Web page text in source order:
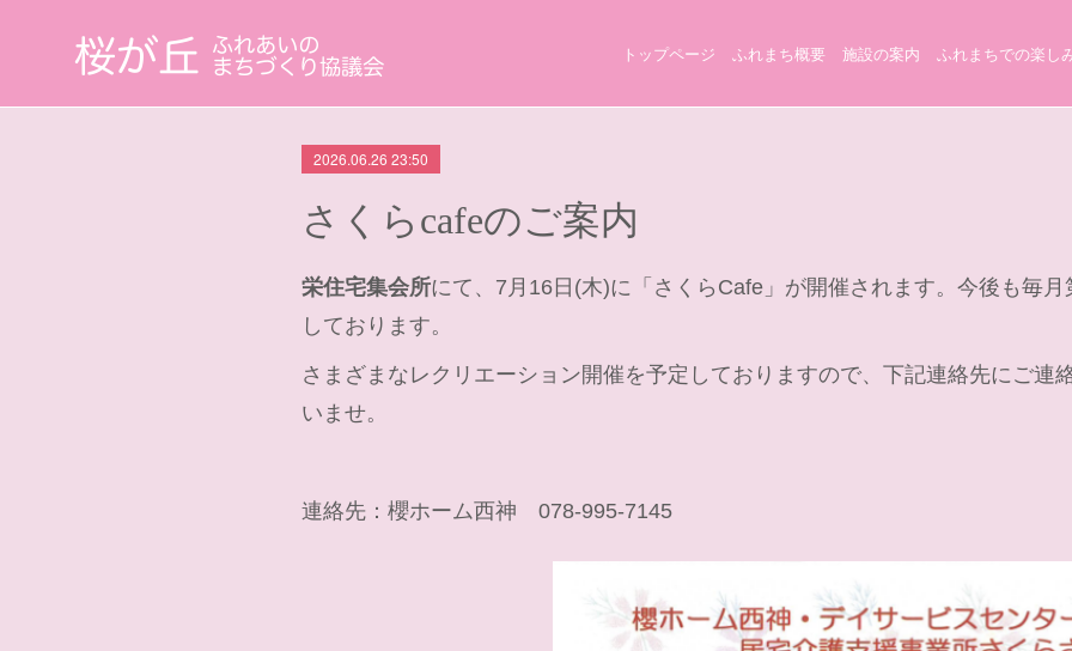
トップページ ふれまち概要 施設の案内 ふれまちでの楽し
2026.06.26 23:50
さくらcafeのご案内
栄住宅集会所にて、7月16日(木)に「さくらCafe」が開催されます。今後も毎
しております。
さまざまなレクリエーション開催を予定しておりますので、下記連絡先にご連
いませ。
連絡先：櫻ホーム西神 078-995-7145